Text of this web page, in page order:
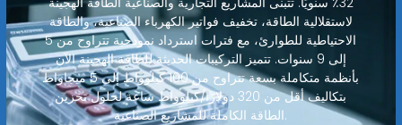
لاستقلالية الطاقة، تخفيف فواتير الكهرباء الصناعية، والطاقة
الاحتياطية للطوارئ، مع فترات استرداد نموذجية تتراوح من 5
إلى 9 سنوات. تتميز التركيبات الحديثة للطاقة الهجينة الآن
بأنظمة متكاملة بسعة تتراوح من 100 كيلوواط إلى 5 ميجاواط
بتكاليف أقل من 320 دولارًا/كيلوواط ساعة لحلول تخزين
الطاقة الكاملة للمشاريع الصناعية.